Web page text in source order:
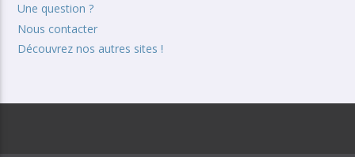
Une question ?
Nous contacter
Découvrez nos autres sites !